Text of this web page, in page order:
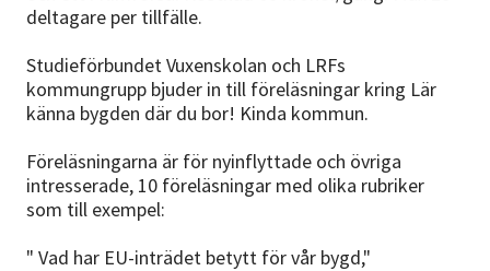
deltagare per tillfälle.
Studieförbundet Vuxenskolan och LRFs
kommungrupp bjuder in till föreläsningar kring Lär
känna bygden där du bor! Kinda kommun.
Föreläsningarna är för nyinflyttade och övriga
intresserade, 10 föreläsningar med olika rubriker
som till exempel:
" Vad har EU-inträdet betytt för vår bygd,"